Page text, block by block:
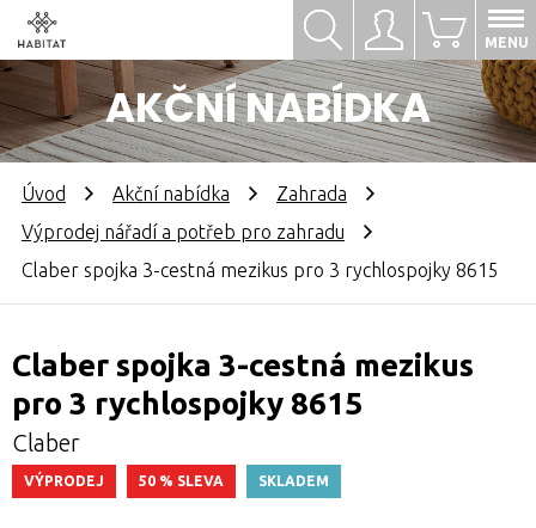
Přihlásit se
AKČNÍ NABÍDKA
0
MENU
Hledat
Úvod Akční nabídka
Zahrada
Výprodej nářadí a potřeb pro zahradu
Claber spojka 3-cestná mezikus pro 3 rychlospojky 8615
Claber spojka 3-cestná mezikus
pro 3 rychlospojky 8615
Claber
VÝPRODEJ 50 % SLEVA SKLADEM